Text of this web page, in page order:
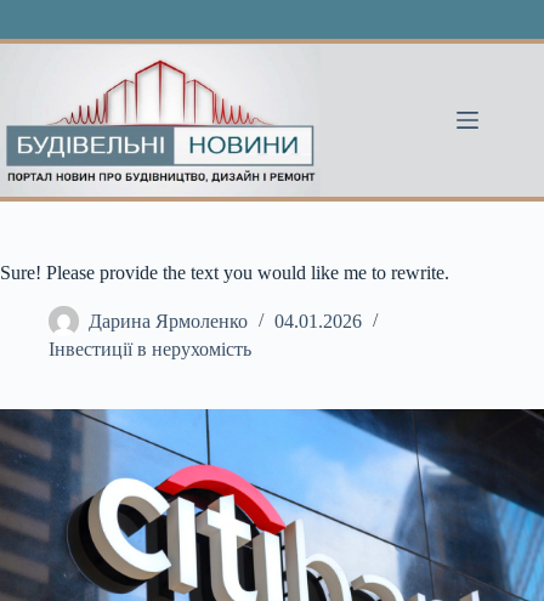
Sure! Please provide the text you would like me to rewrite.
Дарина Ярмоленко
04.01.2026
Інвестиції в нерухомість